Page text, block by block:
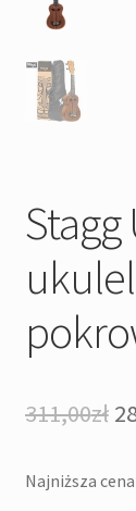
Stagg
311,00zł
Najniższa